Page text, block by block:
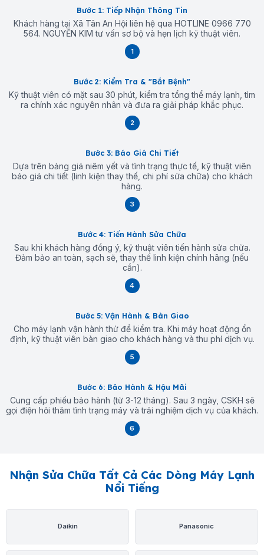
Bước 1: Tiếp Nhận Thông Tin
Khách hàng tại Xã Tân An Hội liên hệ qua HOTLINE 0966 770
564. NGUYỄN KIM tư vấn sơ bộ và hẹn lịch kỹ thuật viên.
1
Bước 2: Kiểm Tra & "Bắt Bệnh"
Kỹ thuật viên có mặt sau 30 phút, kiểm tra tổng thể máy lạnh, tìm
ra chính xác nguyên nhân và đưa ra giải pháp khắc phục.
2
Bước 3: Báo Giá Chi Tiết
Dựa trên bảng giá niêm yết và tình trạng thực tế, kỹ thuật viên
báo giá chi tiết (linh kiện thay thế, chi phí sửa chữa) cho khách
hàng.
3
Bước 4: Tiến Hành Sửa Chữa
Sau khi khách hàng đồng ý, kỹ thuật viên tiến hành sửa chữa.
Đảm bảo an toàn, sạch sẽ, thay thế linh kiện chính hãng (nếu
cần).
4
Bước 5: Vận Hành & Bàn Giao
Cho máy lạnh vận hành thử để kiểm tra. Khi máy hoạt động ổn
định, kỹ thuật viên bàn giao cho khách hàng và thu phí dịch vụ.
5
Bước 6: Bảo Hành & Hậu Mãi
Cung cấp phiếu bảo hành (từ 3-12 tháng). Sau 3 ngày, CSKH sẽ
gọi điện hỏi thăm tình trạng máy và trải nghiệm dịch vụ của khách.
6
Nhận Sửa Chữa Tất Cả Các Dòng Máy Lạnh
Nổi Tiếng
Daikin Panasonic